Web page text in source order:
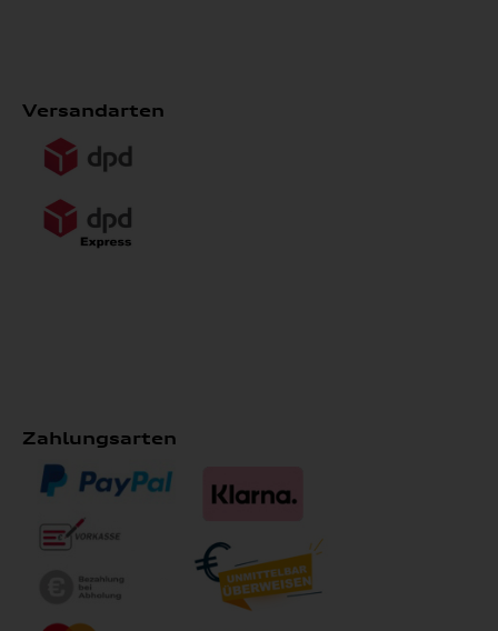
Versandarten
Zahlungsarten